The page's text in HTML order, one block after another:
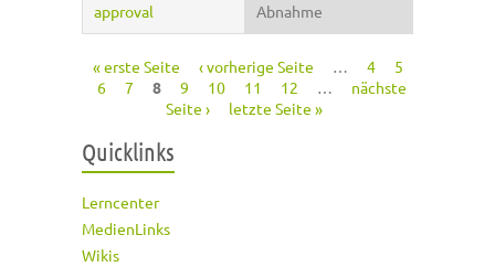
approval Abnahme
Seiten
« erste Seite ‹ vorherige Seite … 4
5
6
7 8 9 10 11 12 …
nächste
Seite ›
letzte Seite »
Quicklinks
Lerncenter
MedienLinks
Wikis